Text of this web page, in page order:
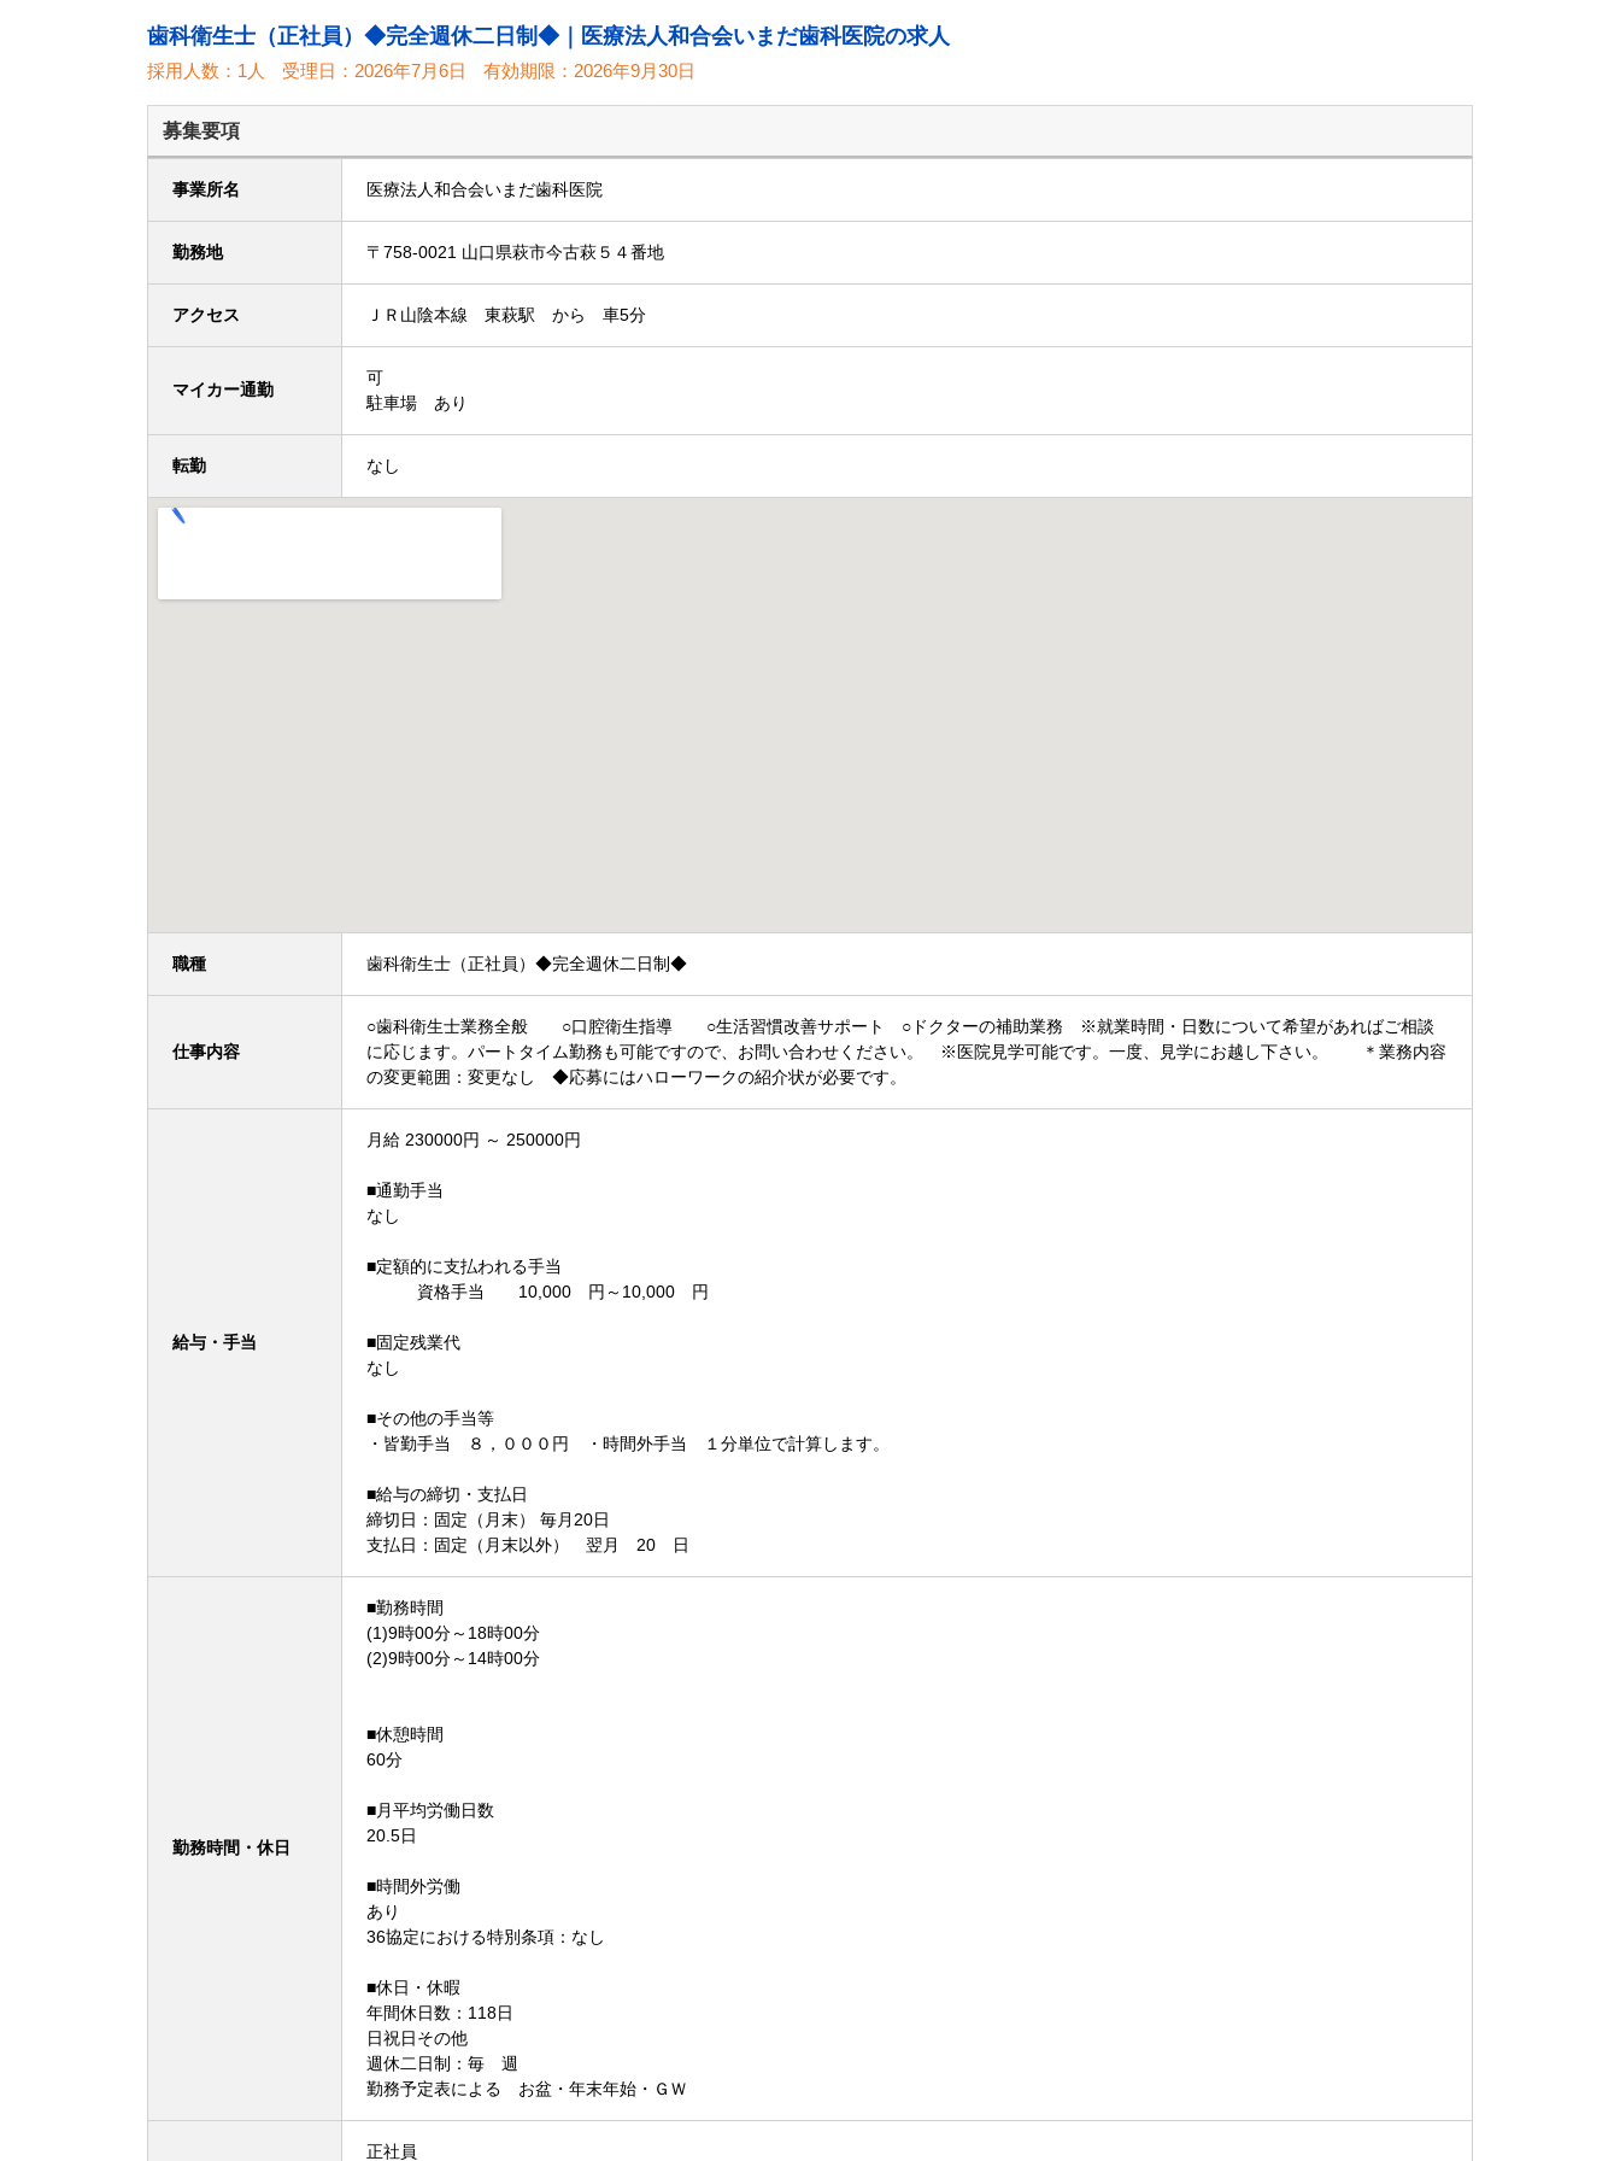
歯科衛生士（正社員）◆完全週休二日制◆｜医療法人和合会いまだ歯科医院の求人
採用人数：1人 受理日： 2026年7月6日 有効期限： 2026年9月30日
募集要項
事業所名 医療法人和合会いまだ歯科医院
勤務地 〒758-0021 山口県萩市今古萩５４番地
アクセス ＪＲ山陰本線 東萩駅 から 車5分
マイカー通勤
可
駐車場 あり
転勤 なし
職種 歯科衛生士（正社員）◆完全週休二日制◆
仕事内容
○歯科衛生士業務全般 ○口腔衛生指導 ○生活習慣改善サポート ○ドクターの補助業務 ※就業時間・日数について希望があればご相談
に応じます。パートタイム勤務も可能ですので、お問い合わせください。 ※医院見学可能です。一度、見学にお越し下さい。 ＊業務内容
の変更範囲：変更なし ◆応募にはハローワークの紹介状が必要です。
給与・手当
月給 230000円 ～ 250000円
■通勤手当
なし
■定額的に支払われる手当
資格手当 10,000 円～10,000 円
■固定残業代
なし
■その他の手当等
・皆勤手当 ８，０００円 ・時間外手当 １分単位で計算します。
■給与の締切・支払日
締切日：固定（月末） 毎月20日
支払日：固定（月末以外） 翌月 20 日
勤務時間・休日
■勤務時間
(1)9時00分～18時00分
(2)9時00分～14時00分
■休憩時間
60分
■月平均労働日数
20.5日
■時間外労働
あり
36協定における特別条項：なし
■休日・休暇
年間休日数：118日
日祝日その他
週休二日制：毎 週
勤務予定表による お盆・年末年始・ＧＷ
正社員